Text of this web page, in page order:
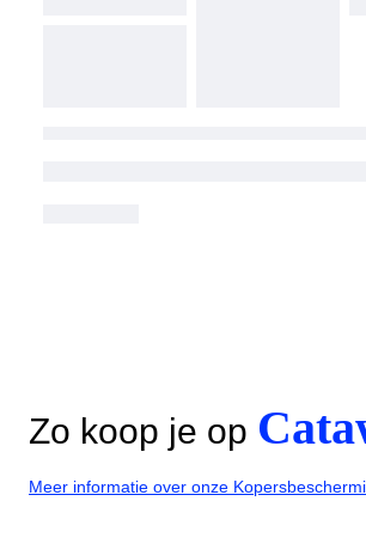
Zo koop je op
Meer informatie over onze